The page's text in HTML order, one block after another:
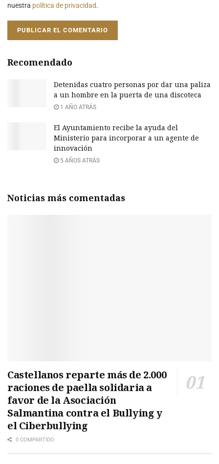
nuestra política de privacidad.
Recomendado
Detenidas cuatro personas por dar una paliza
a un hombre en la puerta de una discoteca
1 AÑO ATRÁS
El Ayuntamiento recibe la ayuda del
Ministerio para incorporar a un agente de
innovación
5 AÑOS ATRÁS
Noticias más comentadas
Castellanos reparte más de 2.000
raciones de paella solidaria a
favor de la Asociación
Salmantina contra el Bullying y
el Ciberbullying
0 COMPARTIDO